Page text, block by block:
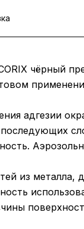
чёрный
адгезии
из металла,